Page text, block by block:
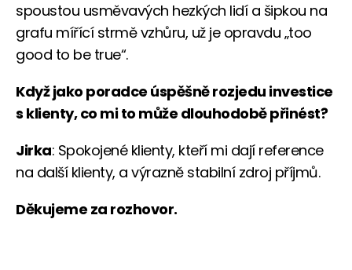
spoustou usměvavých hezkých lidí a šipkou na
grafu mířící strmě vzhůru, už je opravdu „too
good to be true“.
Když jako poradce úspěšně rozjedu investice
s klienty, co mi to může dlouhodobě přinést?
Jirka: Spokojené klienty, kteří mi dají reference
na další klienty, a výrazně stabilní zdroj příjmů.
Děkujeme za rozhovor.